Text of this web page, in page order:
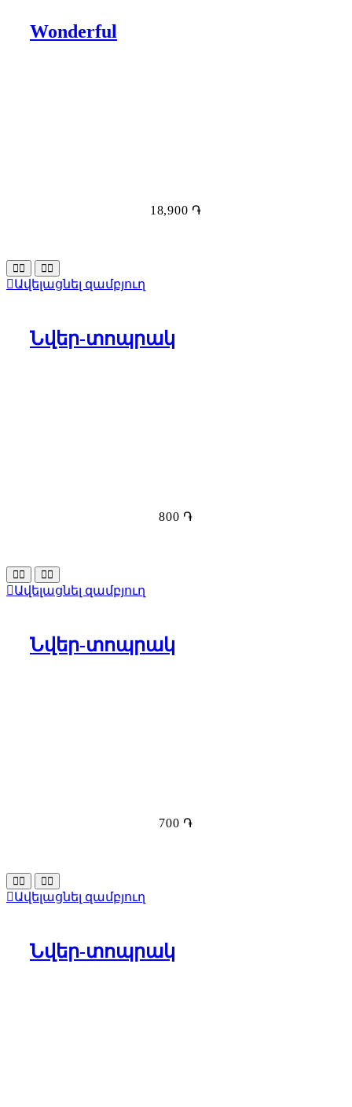
Wonderful
18,900 ֏
Ավելացնել զամբյուղ
Նվեր-տոպրակ
800 ֏
Ավելացնել զամբյուղ
Նվեր-տոպրակ
700 ֏
Ավելացնել զամբյուղ
Նվեր-տոպրակ